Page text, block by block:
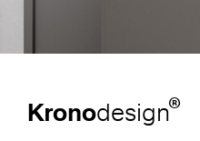
Kronodesign®